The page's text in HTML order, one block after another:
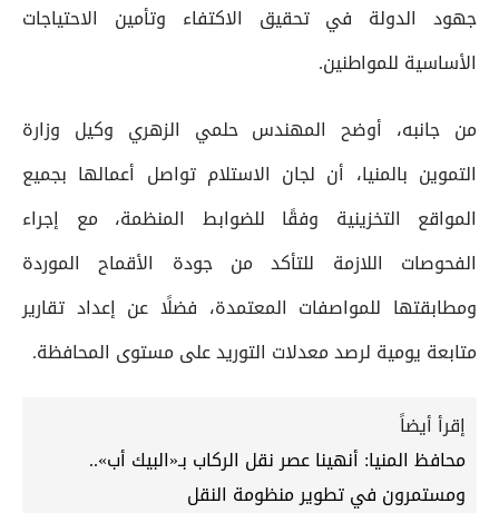
جهود الدولة في تحقيق الاكتفاء وتأمين الاحتياجات
الأساسية للمواطنين.
من جانبه، أوضح المهندس حلمي الزهري وكيل وزارة
التموين بالمنيا، أن لجان الاستلام تواصل أعمالها بجميع
المواقع التخزينية وفقًا للضوابط المنظمة، مع إجراء
الفحوصات اللازمة للتأكد من جودة الأقماح الموردة
ومطابقتها للمواصفات المعتمدة، فضلًا عن إعداد تقارير
متابعة يومية لرصد معدلات التوريد على مستوى المحافظة.
إقرأ أيضاً
محافظ المنيا: أنهينا عصر نقل الركاب بـ«البيك أب»..
ومستمرون في تطوير منظومة النقل